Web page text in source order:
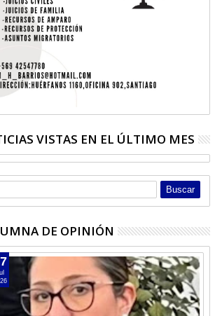
VISTAS EN EL ÚLTIMO MES
DE OPINIÓN